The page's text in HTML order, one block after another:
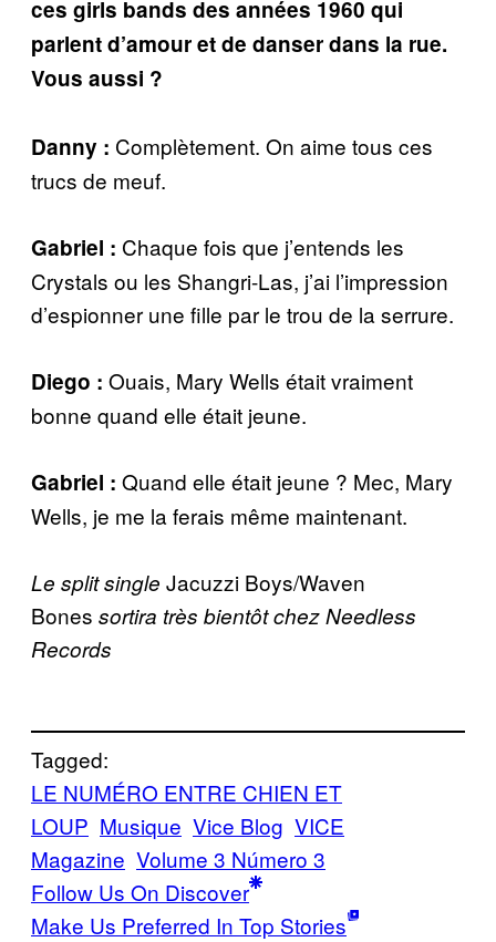
ces girls bands des années 1960 qui
parlent d’amour et de danser dans la rue.
Vous aussi ?
Danny : Complètement. On aime tous ces
trucs de meuf.
Gabriel : Chaque fois que j’entends les
Crystals ou les Shangri-Las, j’ai l’impression
d’espionner une fille par le trou de la serrure.
Diego : Ouais, Mary Wells était vraiment
bonne quand elle était jeune.
Gabriel : Quand elle était jeune ? Mec, Mary
Wells, je me la ferais même maintenant.
Le split single Jacuzzi Boys/Waven
Bones sortira très bientôt chez Needless
Records
Tagged:
LE NUMÉRO ENTRE CHIEN ET
LOUP Musique Vice Blog VICE
Magazine Volume 3 Número 3
Follow Us On Discover
Make Us Preferred In Top Stories